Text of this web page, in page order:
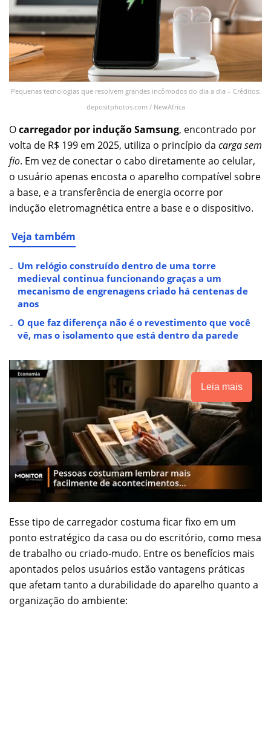
Pequenas tecnologias que resolvem grandes incômodos do dia a dia – Créditos:
depositphotos.com / NewAfrica
Ocarregador por indução Samsung, encontrado por
volta de R$ 199 em 2025, utiliza o princípio da carga sem
fio. Em vez de conectar o cabo diretamente ao celular,
o usuário apenas encosta o aparelho compatível sobre
a base, e a transferência de energia ocorre por
indução eletromagnética entre a base e o dispositivo.
Veja também
Um relógio construído dentro de uma torre
medieval continua funcionando graças a um
mecanismo de engrenagens criado há centenas de
anos
O que faz diferença não é o revestimento que você
vê, mas o isolamento que está dentro da parede
Leia mais
Esse tipo de carregador costuma ficar fixo em um
ponto estratégico da casa ou do escritório, como mesa
de trabalho ou criado-mudo. Entre os benefícios mais
apontados pelos usuários estão vantagens práticas
que afetam tanto a durabilidade do aparelho quanto a
organização do ambiente: